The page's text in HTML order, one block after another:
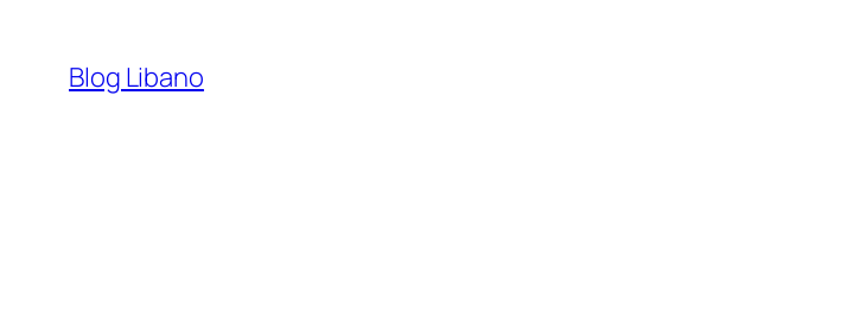
Blog Libano